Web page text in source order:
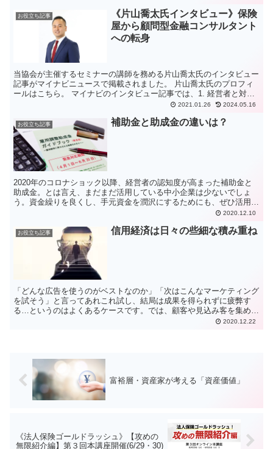
お役立ち記事
《片山喬太氏インタビュー》保険
屋から顧問型金融コンサルタント
への転身
当協会が主催するセミナーの講師を務める片山喬太氏のインタビュー
記事がマイナビニュースで掲載されました。 片山喬太氏のプロフィ
ールはこちら。 マイナビのインタビュー記事では、1. 経営者と対等
な立場になるために起業2. 顧問型金融コンサルタン...
2021.01.26 2024.05.16
お役立ち記事 補助金と助成金の違いは？
2020年のコロナショック以降、経営者の認知度が高まった補助金と
助成金。とは言え、まだまだ活用している中小企業は少ないでしょ
う。資金繰りを良くし、手元資金を潤沢にするためにも、ぜひ活用し
たいところです。今回は、補助金と助成金の違いについて解...2020.12.10
お役立ち記事 信用経済は日々の些細な積み重ね
「どんな広告を使うのがベストなのか」「次はこんなマーケティング
を試そう」と言ってあれこれ試し、結局は成果を得られずに疲弊す
る…というのはよくあるケースです。では、顧客や見込み客を集める
2020.12.22
富裕層・資産家が考える「資産価値」
《法人保険ゴールドラッシュ》【攻めの
無限紹介編】第３回本講座開催(6/29・30)